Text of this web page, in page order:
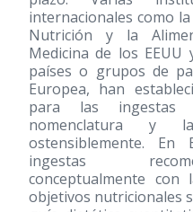
internacionales como la
Nutrición y la
Medicina de los EEUU
países o grupos de
Europea, han
para las
nomenclatura y
ostensiblemente. En
ingestas
conceptualmente con
objetivos nutricionales